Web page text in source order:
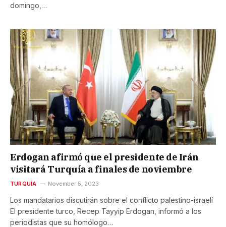
domingo,…
Erdogan afirmó que el presidente de Irán
visitará Turquía a finales de noviembre
TURQUÍA November 5, 2023
Los mandatarios discutirán sobre el conflicto palestino-israelí
El presidente turco, Recep Tayyip Erdogan, informó a los
periodistas que su homólogo…